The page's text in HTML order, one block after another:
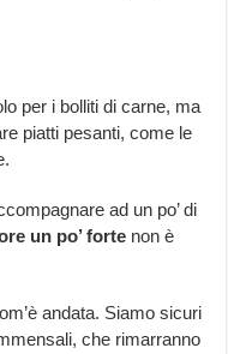
per i bolliti di carne, ma
piatti pesanti, come le
ad un po’ di
un po’ forte non è
andata. Siamo sicuri
che rimarranno